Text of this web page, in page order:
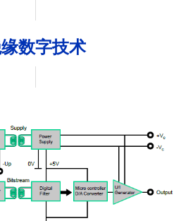
数字技术